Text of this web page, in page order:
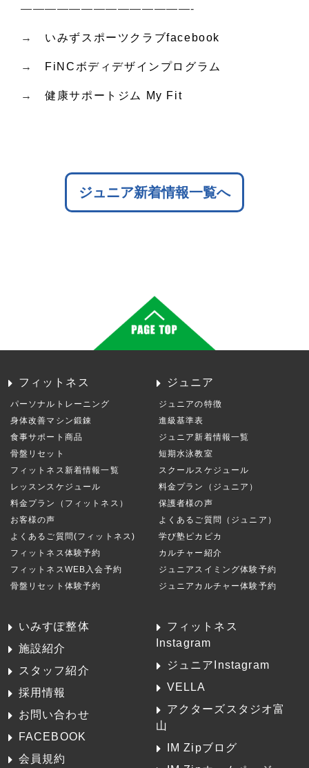
——————————————-
→ いみずスポーツクラブfacebook
→ FiNCボディデザインプログラム
→健康サポートジム My Fit
ジュニア新着情報一覧へ
フィットネス
パーソナルトレーニング
身体改善マシン鍛錬
食事サポート商品
骨盤リセット
フィットネス新着情報一覧
レッスンスケジュール
料金プラン（フィットネス）
お客様の声
よくあるご質問(フィットネス)
フィットネス体験予約
フィットネスWEB入会予約
骨盤リセット体験予約
ジュニア
ジュニアの特徴
進級基準表
ジュニア新着情報一覧
短期水泳教室
スクールスケジュール
料金プラン（ジュニア）
保護者様の声
よくあるご質問（ジュニア）
学び塾ピカピカ
カルチャー紹介
ジュニアスイミング体験予約
ジュニアカルチャー体験予約
いみすぽ整体
施設紹介
スタッフ紹介
採用情報
お問い合わせ
FACEBOOK
会員規約
フィットネス
Instagram
ジュニアInstagram
VELLA
アクターズスタジオ富
山
IM Zipブログ